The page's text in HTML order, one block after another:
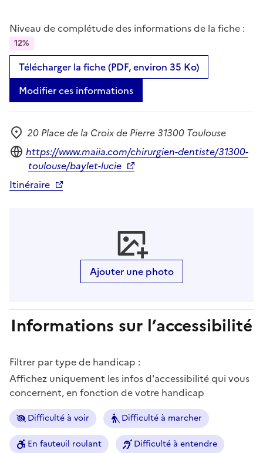
Niveau de complétude des informations de la fiche :
12%
Télécharger la fiche (PDF, environ 35 Ko)
Modifier ces informations
Adresse
20 Place de la Croix de Pierre 31300 Toulouse
Site internet
https://www.maiia.com/chirurgien-dentiste/31300-
toulouse/baylet-lucie
Itinéraire
Ajouter une photo
Informations sur l’accessibilité
Filtrer par type de handicap :
Affichez uniquement les infos d'accessibilité qui vous
concernent, en fonction de votre handicap
Difficulté à voir Difficulté à marcher
En fauteuil roulant Difficulté à entendre